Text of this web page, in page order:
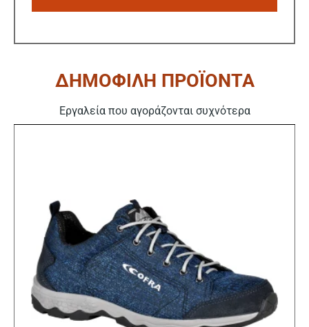
ΔΗΜΟΦΙΛΗ ΠΡΟΪΟΝΤΑ
Εργαλεία που αγοράζονται συχνότερα